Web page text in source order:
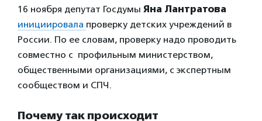
16 ноября депутат Госдумы Яна Лантратова
инициировала проверку детских учреждений в
России. По ее словам, проверку надо проводить
совместно с профильным министерством,
общественными организациями, с экспертным
сообществом и СПЧ.
Почему так происходит